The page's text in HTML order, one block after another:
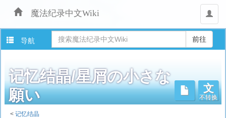
魔法纪录中文Wiki
用
户
导航
记忆结晶/星屑の小さな
願い
文
不转换
<记忆结晶